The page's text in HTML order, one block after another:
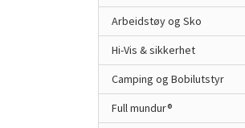
Arbeidstøy og Sko
Hi-Vis & sikkerhet
Camping og Bobilutstyr
Full mundur®